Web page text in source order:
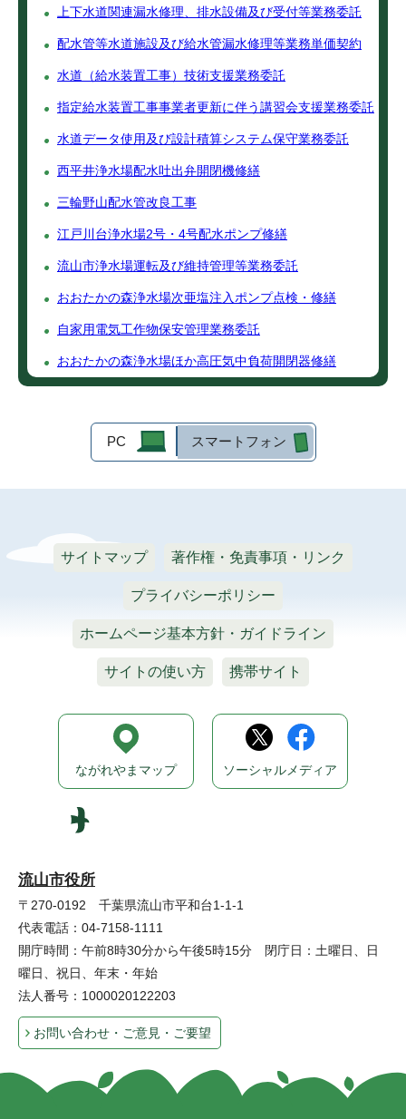
上下水道関連漏水修理、排水設備及び受付等業務委託
配水管等水道施設及び給水管漏水修理等業務単価契約
水道（給水装置工事）技術支援業務委託
指定給水装置工事事業者更新に伴う講習会支援業務委託
水道データ使用及び設計積算システム保守業務委託
西平井浄水場配水吐出弁開閉機修繕
三輪野山配水管改良工事
江戸川台浄水場2号・4号配水ポンプ修繕
流山市浄水場運転及び維持管理等業務委託
おおたかの森浄水場次亜塩注入ポンプ点検・修繕
自家用電気工作物保安管理業務委託
おおたかの森浄水場ほか高圧気中負荷開閉器修繕
PC スマートフォン
サイトマップ 著作権・免責事項・リンク
プライバシーポリシー
ホームページ基本方針・ガイドライン
サイトの使い方 携帯サイト
流山市役所
〒270-0192 千葉県流山市平和台1-1-1
代表電話：04-7158-1111
開庁時間：午前8時30分から午後5時15分 閉庁日：土曜日、日
曜日、祝日、年末・年始
法人番号：1000020122203
お問い合わせ・ご意見・ご要望
ながれやまマップ ソーシャルメディア